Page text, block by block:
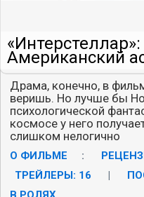
«Интерстеллар»:
Американский
Драма, конечно, в
веришь. Но лучше бы
психологической
космосе у него
слишком нелогично
О ФИЛЬМЕ :
ТРЕЙЛЕРЫ: 16